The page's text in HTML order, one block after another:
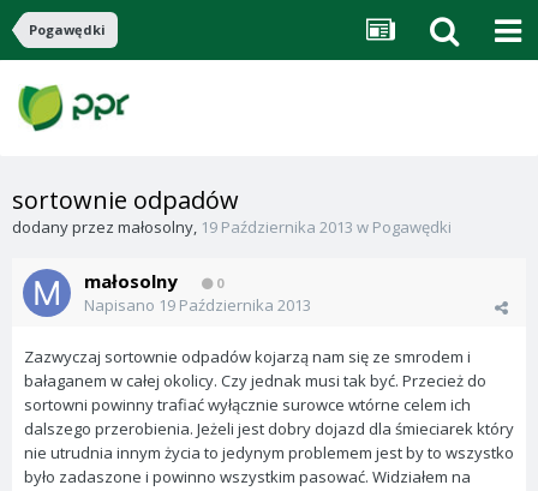
Pogawędki
sortownie odpadów
dodany przez małosolny, 19 Października 2013 w Pogawędki
małosolny 0
Napisano 19 Października 2013
Zazwyczaj sortownie odpadów kojarzą nam się ze smrodem i
bałaganem w całej okolicy. Czy jednak musi tak być. Przecież do
sortowni powinny trafiać wyłącznie surowce wtórne celem ich
dalszego przerobienia. Jeżeli jest dobry dojazd dla śmieciarek który
nie utrudnia innym życia to jedynym problemem jest by to wszystko
było zadaszone i powinno wszystkim pasować. Widziałem na